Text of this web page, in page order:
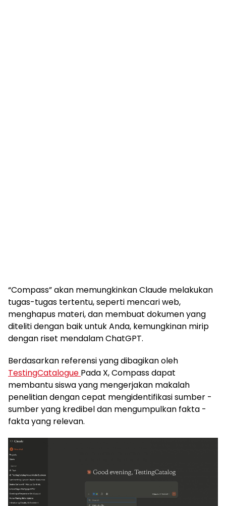
“Compass” akan memungkinkan Claude melakukan
tugas-tugas tertentu, seperti mencari web,
menghapus materi, dan membuat dokumen yang
diteliti dengan baik untuk Anda, kemungkinan mirip
dengan riset mendalam ChatGPT.
Berdasarkan referensi yang dibagikan oleh
TestingCatalogue Pada X, Compass dapat
membantu siswa yang mengerjakan makalah
penelitian dengan cepat mengidentifikasi sumber -
sumber yang kredibel dan mengumpulkan fakta -
fakta yang relevan.